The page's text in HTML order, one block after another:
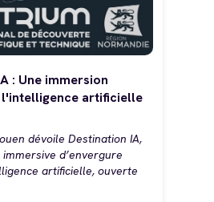
: Une immersion
l'intelligence artificielle
dévoile Destination IA,
d’envergure
artificielle, ouverte